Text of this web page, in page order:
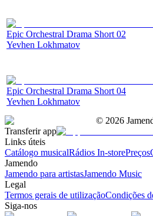
Epic Orchestral Drama Short 02
Yevhen Lokhmatov
Epic Orchestral Drama Short 04
Yevhen Lokhmatov
© 2026
Transferir app
Links úteis
Catálogo musicalRádios In-storePreços
Jamendo
Jamendo para artistasJamendo Music
Legal
Termos gerais de utilizaçãoCondições
Siga-nos